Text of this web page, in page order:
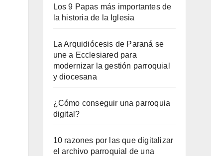
Los 9 Papas más importantes de
la historia de la Iglesia
La Arquidiócesis de Paraná se
une a Ecclesiared para
modernizar la gestión parroquial
y diocesana
¿Cómo conseguir una parroquia
digital?
10 razones por las que digitalizar
el archivo parroquial de una